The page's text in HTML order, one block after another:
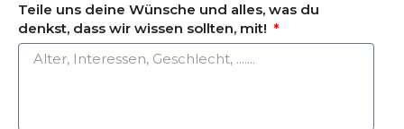
Teile uns deine Wünsche und alles, was du
denkst, dass wir wissen sollten, mit!